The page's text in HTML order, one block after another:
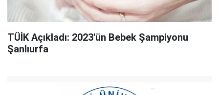
TÜİK Açıkladı: 2023'ün Bebek Şampiyonu
Şanlıurfa